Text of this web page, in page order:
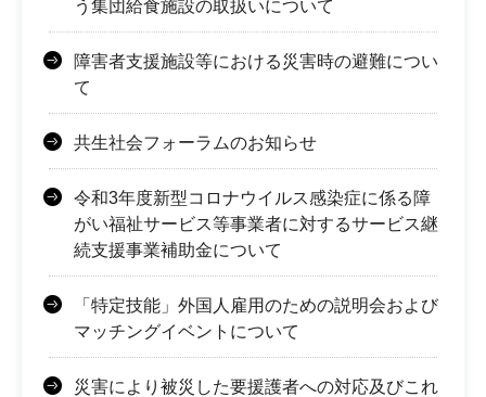
う集団給食施設の取扱いについて
障害者支援施設等における災害時の避難につい
て
共生社会フォーラムのお知らせ
令和3年度新型コロナウイルス感染症に係る障
がい福祉サービス等事業者に対するサービス継
続支援事業補助金について
「特定技能」外国人雇用のための説明会および
マッチングイベントについて
災害により被災した要援護者への対応及びこれ